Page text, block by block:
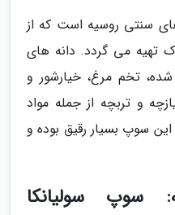
سنتی روسیه است که از
تهیه می گردد. دانه های
تخم مرغ، خیارشور و
و تربچه از جمله مواد
سوپ بسیار رقیق بوده و
سوپ سولیانکا